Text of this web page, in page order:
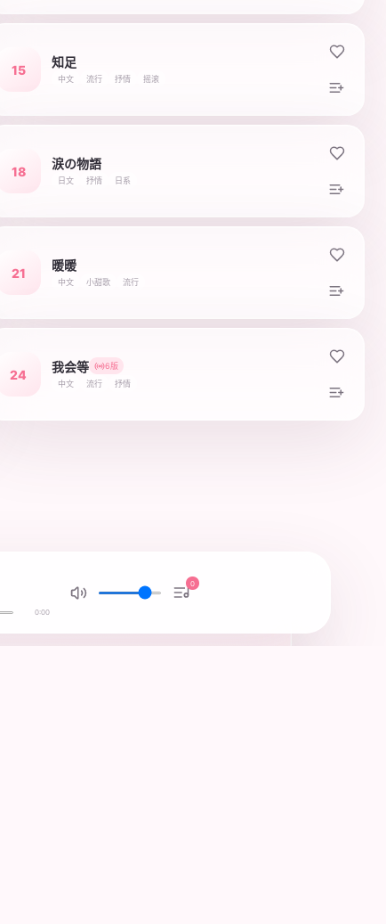
15
知足
中文 流行 抒情 摇滚
18
涙の物語
日文 抒情 日系
21
暖暖
中文 小甜歌 流行
24
我会等
6版
中文
流行 抒情
0:00
0